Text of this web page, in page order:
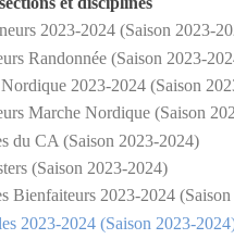
2023-2024 (Saison 2023-
Randonnée (Saison 2023-
2023-2024 (Saison
Marche Nordique (Saison
du CA (Saison 2023-2024)
(Saison 2023-2024)
Bienfaiteurs 2023-2024
2023-2024 (Saison 2023-